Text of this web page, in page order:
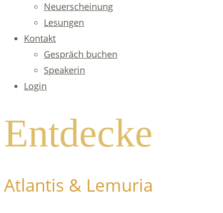
Neuerscheinung
Lesungen
Kontakt
Gespräch buchen
Speakerin
Login
Entdecke
Atlantis & Lemuria